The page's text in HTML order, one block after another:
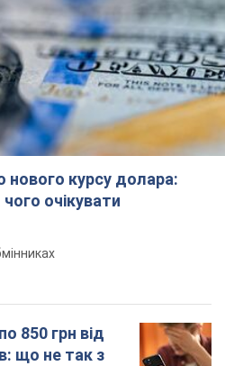
нового курсу долара:
очікувати
850 грн від
що не так з